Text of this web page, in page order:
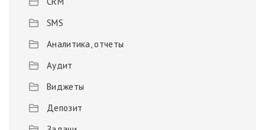
SMS
Аналитика, отчеты
Аудит
Виджеты
Депозит